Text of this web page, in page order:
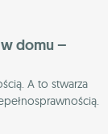
w domu –
A to stwarza